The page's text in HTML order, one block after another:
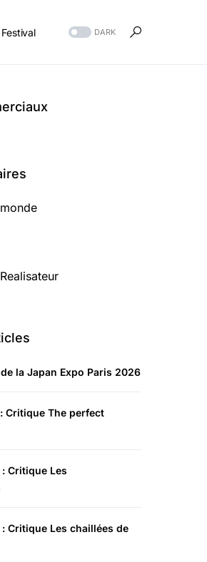
DARK
la Japan Expo Paris 2026
Critique The perfect
: Critique Les
: Critique Les chaillées de